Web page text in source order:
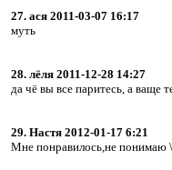
27. ася 2011-03-07 16:17
муть
28. лёля 2011-12-28 14:27
да чё вы все паритесь, а ваще
29. Настя 2012-01-17 6:21
Мне понравилось,не понимаю